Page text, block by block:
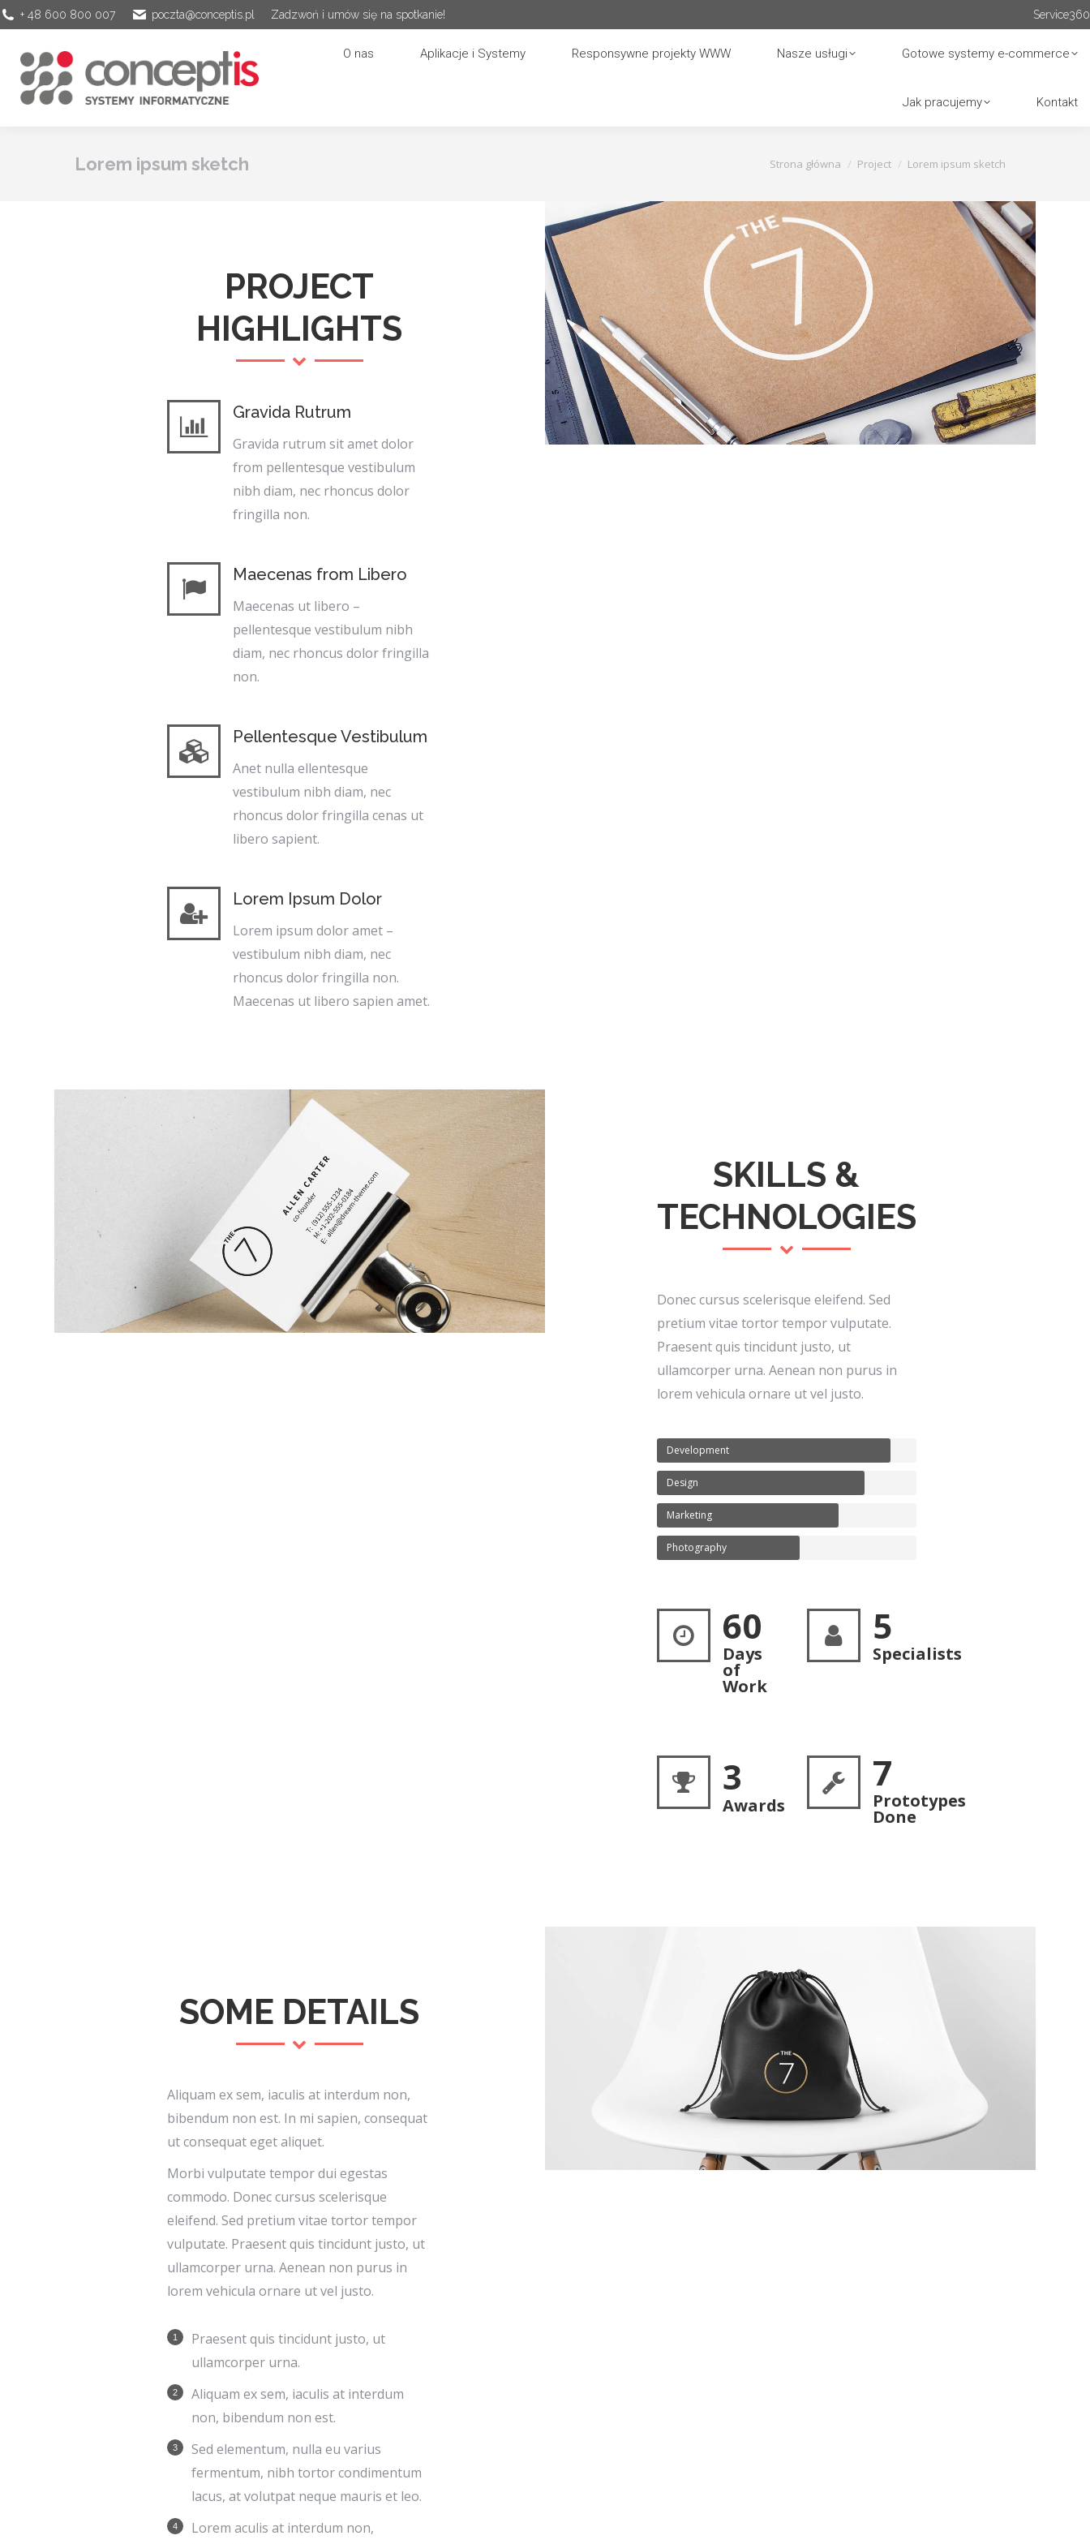
+ 48 600 800 007 poczta@conceptis.pl Zadzwoń i umów się na spotkanie! Service360
O nas Aplikacje i Systemy Responsywne projekty WWW Nasze usługi Gotowe systemy e-commerce
Jak pracujemy Kontakt
Lorem ipsum sketch Jesteś tutaj:
Strona główna Project Lorem ipsum sketch
PROJECT
HIGHLIGHTS
Gravida Rutrum
Gravida rutrum sit amet dolor
from pellentesque vestibulum
nibh diam, nec rhoncus dolor
fringilla non.
Maecenas from Libero
Maecenas ut libero –
pellentesque vestibulum nibh
diam, nec rhoncus dolor fringilla
non.
Pellentesque Vestibulum
Anet nulla ellentesque
vestibulum nibh diam, nec
rhoncus dolor fringilla cenas ut
libero sapient.
Lorem Ipsum Dolor
Lorem ipsum dolor amet –
vestibulum nibh diam, nec
rhoncus dolor fringilla non.
Maecenas ut libero sapien amet.
SKILLS &
TECHNOLOGIES
Donec cursus scelerisque eleifend. Sed
pretium vitae tortor tempor vulputate.
Praesent quis tincidunt justo, ut
ullamcorper urna. Aenean non purus in
lorem vehicula ornare ut vel justo.
Development
Design
Marketing
Photography
60
Days
of
Work
5
Specialists
3
Awards
7
Prototypes
Done
SOME DETAILS
Aliquam ex sem, iaculis at interdum non,
bibendum non est. In mi sapien, consequat
ut consequat eget aliquet.
Morbi vulputate tempor dui egestas
commodo. Donec cursus scelerisque
eleifend. Sed pretium vitae tortor tempor
vulputate. Praesent quis tincidunt justo, ut
ullamcorper urna. Aenean non purus in
lorem vehicula ornare ut vel justo.
Praesent quis tincidunt justo, ut
ullamcorper urna.
Aliquam ex sem, iaculis at interdum
non, bibendum non est.
Sed elementum, nulla eu varius
fermentum, nibh tortor condimentum
lacus, at volutpat neque mauris et leo.
Lorem aculis at interdum non,